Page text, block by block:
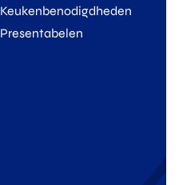
Keukenbenodigdheden
Presentabelen